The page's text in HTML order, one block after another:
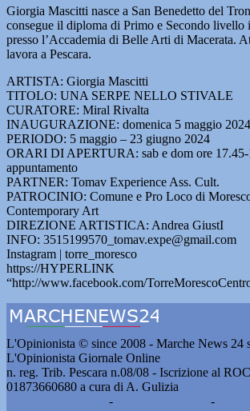
Giorgia Mascitti nasce a San Benedetto del
consegue il diploma di Primo e Secondo livello
presso l’Accademia di Belle Arti di Macerata.
lavora a Pescara.
ARTISTA: Giorgia Mascitti
TITOLO: UNA SERPE NELLO STIVALE
CURATORE: Miral Rivalta
INAUGURAZIONE: domenica 5 maggio
PERIODO: 5 maggio – 23 giugno 2024
ORARI DI APERTURA: sab e dom ore 17.45-
appuntamento
PARTNER: Tomav Experience Ass. Cult.
PATROCINIO: Comune e Pro Loco di
Contemporary Art
DIREZIONE ARTISTICA: Andrea GiustI
INFO: 3515199570_tomav.expe@gmail.com
Instagram | torre_moresco
https://HYPERLINK
“http://www.facebook.com/
L'Opinionista © since 2008 - Marche News 24
L'Opinionista Giornale Online
n. reg. Trib. Pescara n.08/08 - Iscrizione al
01873660680 a cura di A. Gulizia
- -